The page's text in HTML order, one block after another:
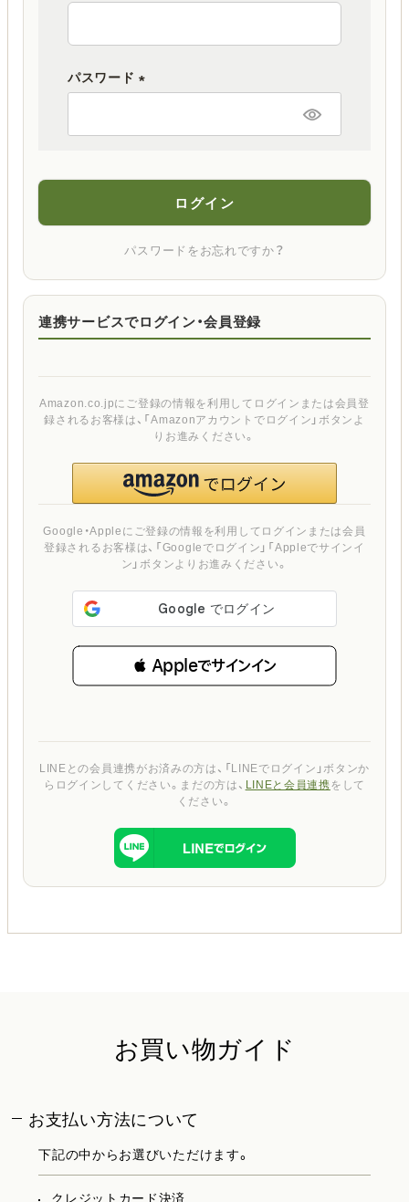
パスワード
ログイン
パスワードをお忘れですか？
連携サービスでログイン・会員登録
 Appleでサインイン
Google・Appleにご登録の情報を利用してログインまたは会員
登録されるお客様は、「Googleでログイン」「Appleでサインイ
ン」ボタンよりお進みください。
Amazon.co.jpにご登録の情報を利用してログインまたは会員登
録されるお客様は、「Amazonアカウントでログイン」ボタンよ
りお進みください。
LINEとの会員連携がお済みの方は、「LINEでログイン」ボタンか
らログインしてください。まだの方は、 LINEと会員連携をして
ください。
お買い物ガイド
お支払い方法について
下記の中からお選びいただけます。
クレジットカード決済